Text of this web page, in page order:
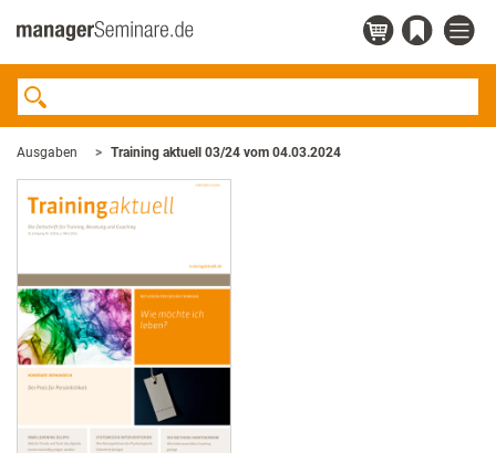
Ausgaben Training aktuell 03/24 vom 04.03.2024